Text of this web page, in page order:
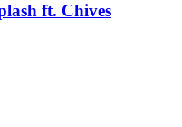
ft. Chives